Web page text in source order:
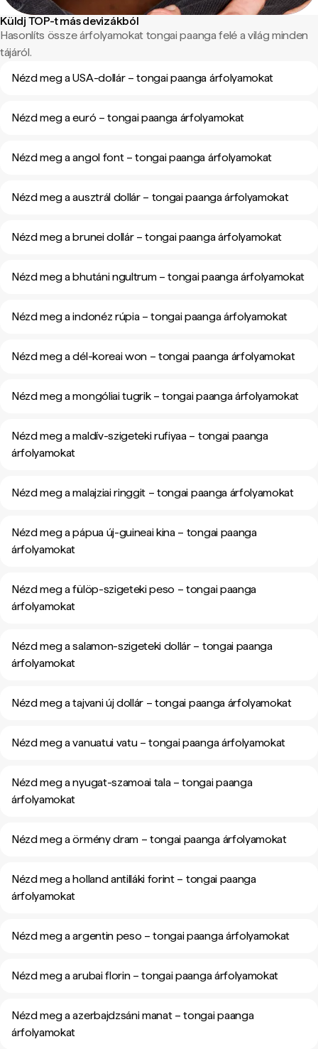
Küldj TOP-t más devizákból
Hasonlíts össze árfolyamokat tongai paanga felé a világ minden
tájáról.
Nézd meg a USA-dollár – tongai paanga árfolyamokat
Nézd meg a euró – tongai paanga árfolyamokat
Nézd meg a angol font – tongai paanga árfolyamokat
Nézd meg a ausztrál dollár – tongai paanga árfolyamokat
Nézd meg a brunei dollár – tongai paanga árfolyamokat
Nézd meg a bhutáni ngultrum – tongai paanga árfolyamokat
Nézd meg a indonéz rúpia – tongai paanga árfolyamokat
Nézd meg a dél-koreai won – tongai paanga árfolyamokat
Nézd meg a mongóliai tugrik – tongai paanga árfolyamokat
Nézd meg a maldív-szigeteki rufiyaa – tongai paanga
árfolyamokat
Nézd meg a malajziai ringgit – tongai paanga árfolyamokat
Nézd meg a pápua új-guineai kina – tongai paanga
árfolyamokat
Nézd meg a fülöp-szigeteki peso – tongai paanga
árfolyamokat
Nézd meg a salamon-szigeteki dollár – tongai paanga
árfolyamokat
Nézd meg a tajvani új dollár – tongai paanga árfolyamokat
Nézd meg a vanuatui vatu – tongai paanga árfolyamokat
Nézd meg a nyugat-szamoai tala – tongai paanga
árfolyamokat
Nézd meg a örmény dram – tongai paanga árfolyamokat
Nézd meg a holland antilláki forint – tongai paanga
árfolyamokat
Nézd meg a argentin peso – tongai paanga árfolyamokat
Nézd meg a arubai florin – tongai paanga árfolyamokat
Nézd meg a azerbajdzsáni manat – tongai paanga
árfolyamokat